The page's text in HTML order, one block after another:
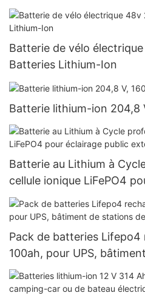
IP65 LiFePO4 longue
Batterie de vélo
Batteries Lithium-Ion
Batterie lithium-ion 204,8
Batterie au Lithium à
cellule ionique LiFePO4
extérieur
Pack de batteries Lifepo4
100ah, pour UPS,
télécommunication